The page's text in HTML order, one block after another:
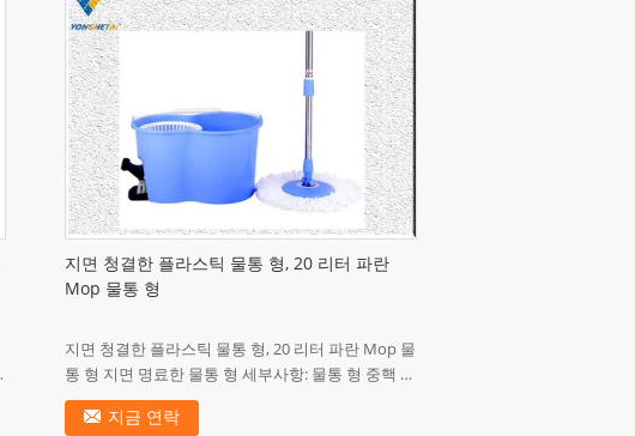
지면 청결한 플라스틱 물통 형, 20 리터 파란
Mop 물통 형
지면 청결한 플라스틱 물통 형, 20 리터 파란 Mop 물
통 형 지면 명료한 물통 형 세부사항: 물통 형 중핵 &
구멍 강철: 중핵 정상에 2738, 이 구리 삽입 및 구멍
가장자...지금 연락